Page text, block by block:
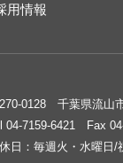
用情報
0128 千葉県流山
04-7159-6421 Fax
日：毎週火・水曜日/